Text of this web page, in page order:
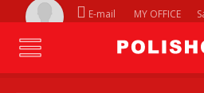
E-mail MY OFFICE